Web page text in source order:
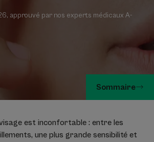
, approuvé par nos experts médicaux A-
Sommaire
est inconfortable : entre les
une plus grande sensibilité et